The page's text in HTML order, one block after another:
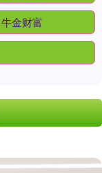
牛金财富